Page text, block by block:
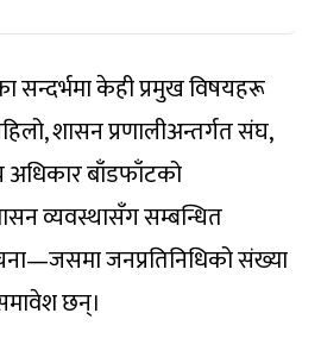
सन्दर्भमा केही प्रमुख विषयहरू
शासन प्रणालीअन्तर्गत संघ,
अधिकार बाँडफाँटको
व्यवस्थासँग सम्बन्धित
जनप्रतिनिधिको संख्या
छन्।